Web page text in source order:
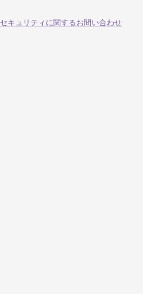
セキュリティに関するお問い合わせ